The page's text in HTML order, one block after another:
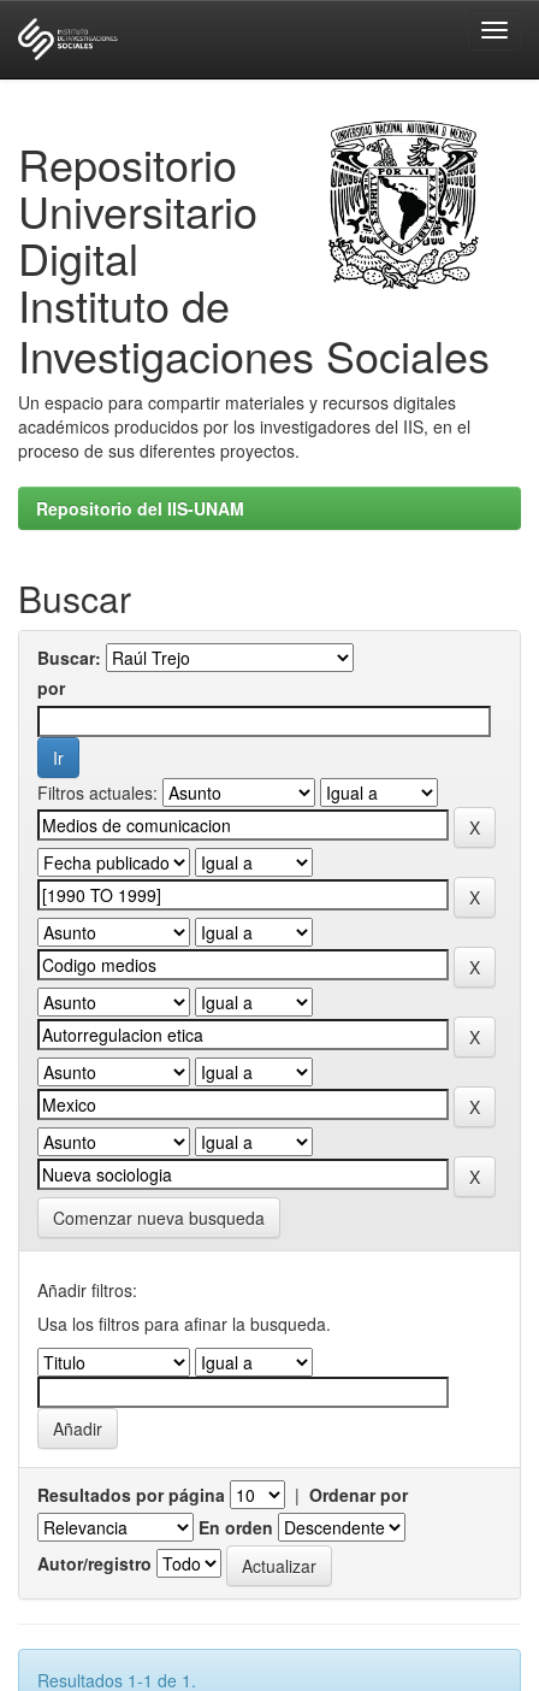
Repositorio
Universitario
Digital
Instituto de
Investigaciones Sociales
Un espacio para compartir materiales y recursos digitales
académicos producidos por los investigadores del IIS, en el
proceso de sus diferentes proyectos.
Repositorio del IIS-UNAM
Buscar
Buscar:
por
Filtros actuales:
Comenzar nueva busqueda
Añadir filtros:
Usa los filtros para afinar la busqueda.
Resultados por página | Ordenar por
En orden
Autor/registro
Resultados 1-1 de 1.